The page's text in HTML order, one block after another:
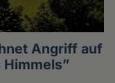
Angriff auf
Himmels”